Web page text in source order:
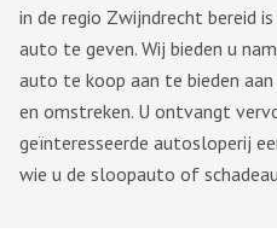
in de regio Zwijndrecht bereid
auto te geven. Wij bieden u
auto te koop aan te bieden
en omstreken. U ontvangt
geïnteresseerde autosloperij
wie u de sloopauto of